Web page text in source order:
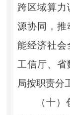
跨区域算力
源协同，推
能经济社会
工信厅、省
局按职责分
（十